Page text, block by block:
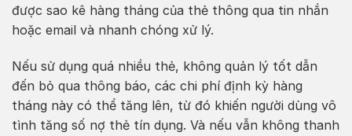
được sao kê hàng tháng của thẻ thông qua tin nhắn
hoặc email và nhanh chóng xử lý.
Nếu sử dụng quá nhiều thẻ, không quản lý tốt dẫn
đến bỏ qua thông báo, các chi phí định kỳ hàng
tháng này có thể tăng lên, từ đó khiến người dùng vô
tình tăng số nợ thẻ tín dụng. Và nếu vẫn không thanh